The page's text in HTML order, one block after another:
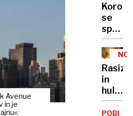
Avenue
in je
Korona
se
spet
širi:
na
ključna
o
in
vse
večji
POBEG